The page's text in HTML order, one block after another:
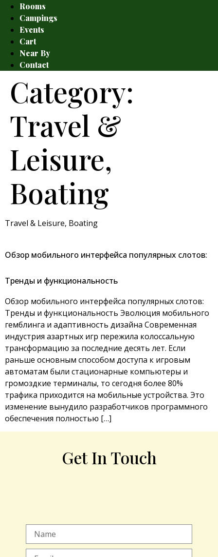
Rooms
Campings
Events
Cart
Near By
Contact
Category:
Travel &
Leisure,
Boating
Travel & Leisure, Boating
Обзор мобильного интерфейса популярных слотов:
Тренды и функциональность
Обзор мобильного интерфейса популярных слотов:
Тренды и функциональность Эволюция мобильного
гемблинга и адаптивность дизайна Современная
индустрия азартных игр пережила колоссальную
трансформацию за последние десять лет. Если
раньше основным способом доступа к игровым
автоматам были стационарные компьютеры и
громоздкие терминалы, то сегодня более 80%
трафика приходится на мобильные устройства. Это
изменение вынудило разработчиков программного
обеспечения полностью […]
Get In Touch